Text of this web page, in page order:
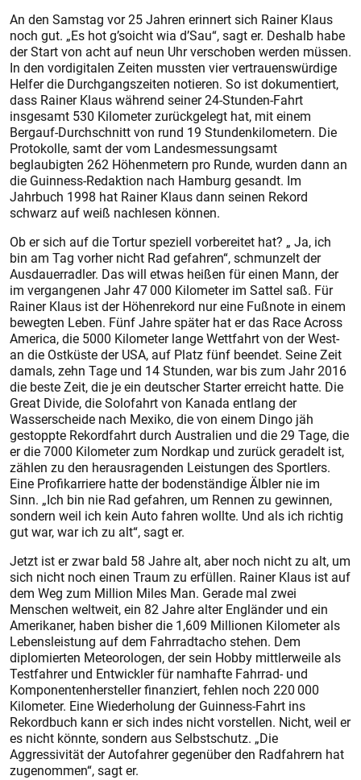
An den Samstag vor 25 Jahren erinnert sich Rainer Klaus
noch gut. „Es hot g’soicht wia d’Sau“, sagt er. Deshalb habe
der Start von acht auf neun Uhr verschoben werden müssen.
In den vordigitalen Zeiten mussten vier vertrauenswürdige
Helfer die Durchgangszeiten notieren. So ist dokumentiert,
dass Rainer Klaus während seiner 24-Stunden-Fahrt
insgesamt 530 Kilometer zurückgelegt hat, mit einem
Bergauf-Durchschnitt von rund 19 Stundenkilometern. Die
Protokolle, samt der vom Landesmessungsamt
beglaubigten 262 Höhenmetern pro Runde, wurden dann an
die Guinness-Redaktion nach Hamburg gesandt. Im
Jahrbuch 1998 hat Rainer Klaus dann seinen Rekord
schwarz auf weiß nachlesen können.
Ob er sich auf die Tortur speziell vorbereitet hat? „ Ja, ich
bin am Tag vorher nicht Rad gefahren“, schmunzelt der
Ausdauerradler. Das will etwas heißen für einen Mann, der
im vergangenen Jahr 47 000 Kilometer im Sattel saß. Für
Rainer Klaus ist der Höhenrekord nur eine Fußnote in einem
bewegten Leben. Fünf Jahre später hat er das Race Across
America, die 5000 Kilometer lange Wettfahrt von der West-
an die Ostküste der USA, auf Platz fünf beendet. Seine Zeit
damals, zehn Tage und 14 Stunden, war bis zum Jahr 2016
die beste Zeit, die je ein deutscher Starter erreicht hatte. Die
Great Divide, die Solofahrt von Kanada entlang der
Wasserscheide nach Mexiko, die von einem Dingo jäh
gestoppte Rekordfahrt durch Australien und die 29 Tage, die
er die 7000 Kilometer zum Nordkap und zurück geradelt ist,
zählen zu den herausragenden Leistungen des Sportlers.
Eine Profikarriere hatte der bodenständige Älbler nie im
Sinn. „Ich bin nie Rad gefahren, um Rennen zu gewinnen,
sondern weil ich kein Auto fahren wollte. Und als ich richtig
gut war, war ich zu alt“, sagt er.
Jetzt ist er zwar bald 58 Jahre alt, aber noch nicht zu alt, um
sich nicht noch einen Traum zu erfüllen. Rainer Klaus ist auf
dem Weg zum Million Miles Man. Gerade mal zwei
Menschen weltweit, ein 82 Jahre alter Engländer und ein
Amerikaner, haben bisher die 1,609 Millionen Kilometer als
Lebensleistung auf dem Fahrradtacho stehen. Dem
diplomierten Meteorologen, der sein Hobby mittlerweile als
Testfahrer und Entwickler für namhafte Fahrrad- und
Komponentenhersteller finanziert, fehlen noch 220 000
Kilometer. Eine Wiederholung der Guinness-Fahrt ins
Rekordbuch kann er sich indes nicht vorstellen. Nicht, weil er
es nicht könnte, sondern aus Selbstschutz. „Die
Aggressivität der Autofahrer gegenüber den Radfahrern hat
zugenommen“, sagt er.